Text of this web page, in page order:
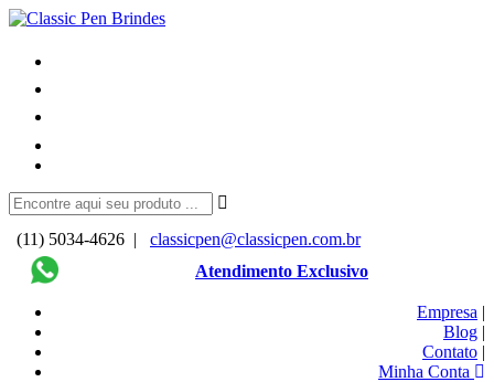
(11) 5034-4626 |
classicpen@classicpen.com.br
Atendimento Exclusivo
Empresa |
Blog |
Contato |
Minha Conta